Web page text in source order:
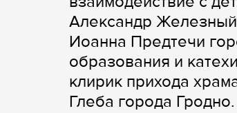
Александр
Иоанна Предтечи
образования и
клирик прихода
Глеба города Гродно.